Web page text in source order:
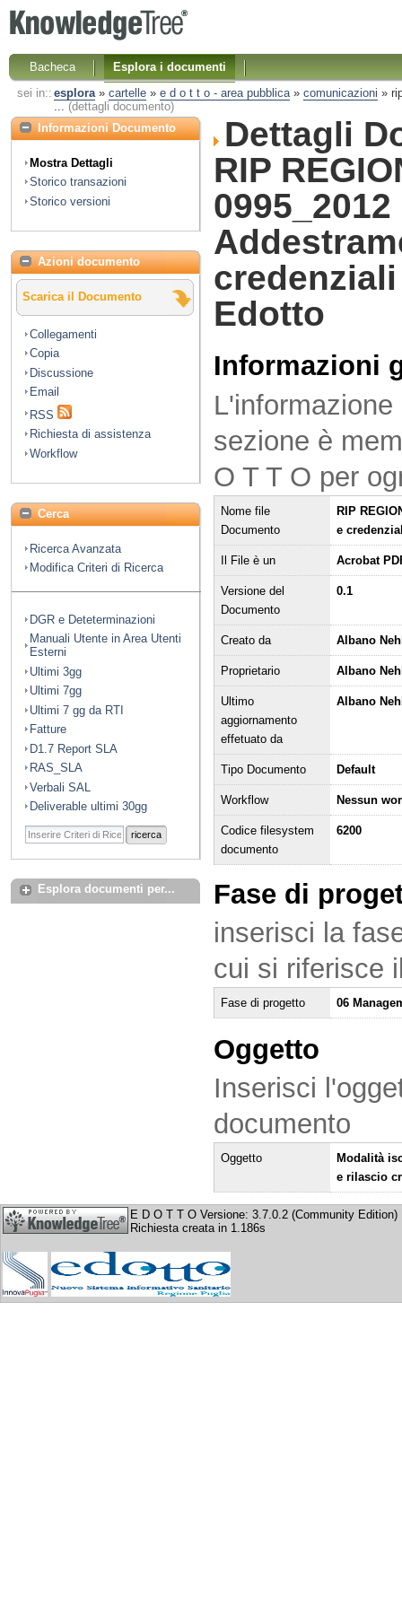
Bacheca
Esplora i documenti
sei in:: esplora» cartelle» e d o t t o - area pubblica» comunicazioni »
... (dettagli documento)
Informazioni Documento
Mostra Dettagli
Storico transazioni
Storico versioni
Azioni documento
Scarica il Documento
Collegamenti
Copia
Discussione
Email
RSS
Richiesta di assistenza
Workflow
Cerca
Ricerca Avanzata
Modifica Criteri di Ricerca
DGR e Deteterminazioni
Manuali Utente in Area Utenti
Esterni
Ultimi 3gg
Ultimi 7gg
Ultimi 7 gg da RTI
Fatture
D1.7 Report SLA
RAS_SLA
Verbali SAL
Deliverable ultimi 30gg
ricerca
Esplora documenti per...
Dettagli
RIP
0995_2012
Edotto
Informazioni
sezione è
O T T O per
Nome file
Documento
RIP
e
Il File è un Acrobat
Versione del
Documento
0.1
Creato da Albano
Proprietario Albano
Ultimo
aggiornamento
effetuato da
Albano
Tipo Documento Default
Workflow Nessun
Codice filesystem
documento
6200
Fase di
inserisci la
cui si riferisce
Fase di progetto 06
Oggetto
Inserisci
documento
Oggetto
Modalità
e rilascio
E D O T T O Versione: 3.7.0.2 (Community Edition)
Richiesta creata in 1.186s